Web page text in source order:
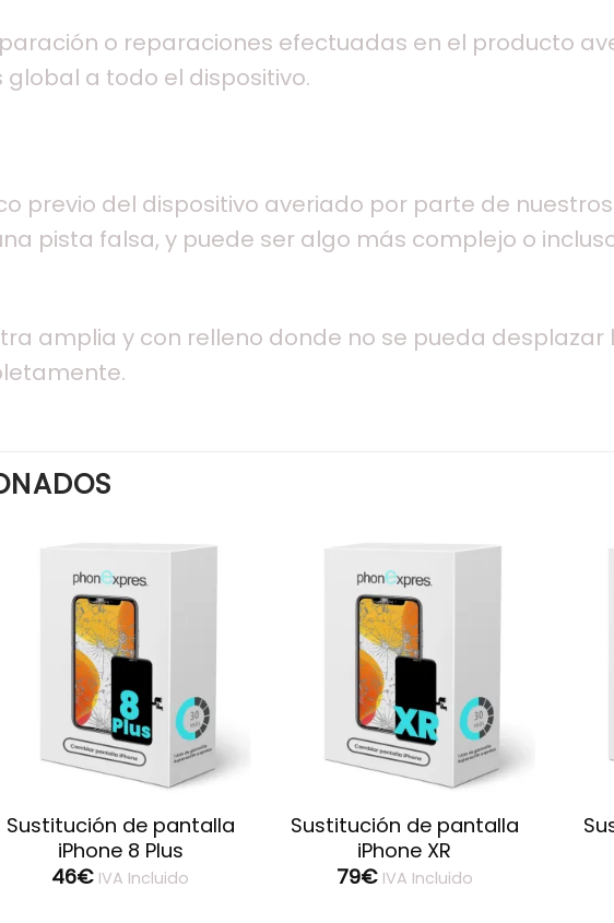
o reparaciones efectuadas en el producto
a todo el dispositivo.
previo del dispositivo averiado por parte de
pista falsa, y puede ser algo más complejo o
amplia y con relleno donde no se pueda
Sustitución de pantalla
iPhone 8 Plus
46€ IVA Incluido
Sustitución de pantalla
iPhone XR
79€ IVA Incluido